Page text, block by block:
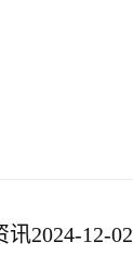
2024-12-02